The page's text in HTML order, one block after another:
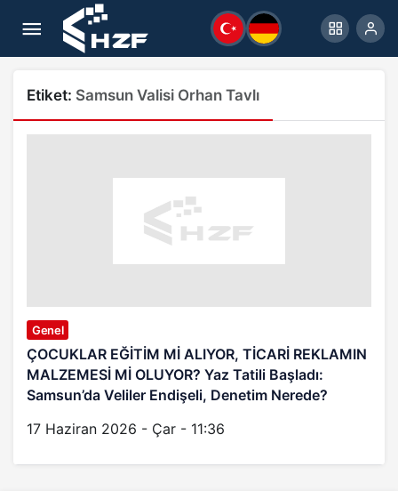
Etiket: Samsun Valisi Orhan Tavlı
Genel
ÇOCUKLAR EĞİTİM Mİ ALIYOR, TİCARİ REKLAMIN
MALZEMESİ Mİ OLUYOR? Yaz Tatili Başladı:
Samsun’da Veliler Endişeli, Denetim Nerede?
17 Haziran 2026 - Çar - 11:36